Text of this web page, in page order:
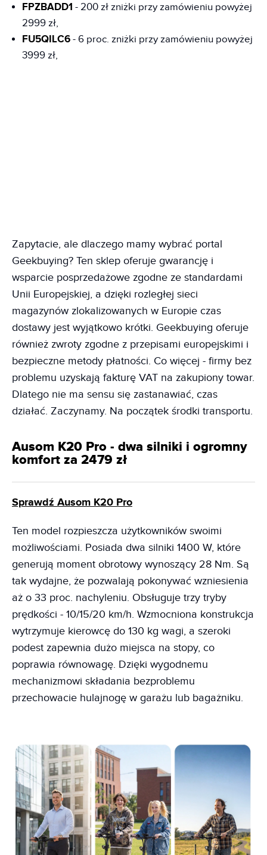
FPZBADD1 - 200 zł zniżki przy zamówieniu powyżej
2999 zł,
FU5QILC6 - 6 proc. zniżki przy zamówieniu powyżej
3999 zł,
Zapytacie, ale dlaczego mamy wybrać portal
Geekbuying? Ten sklep oferuje gwarancję i
wsparcie posprzedażowe zgodne ze standardami
Unii Europejskiej, a dzięki rozległej sieci
magazynów zlokalizowanych w Europie czas
dostawy jest wyjątkowo krótki. Geekbuying oferuje
również zwroty zgodne z przepisami europejskimi i
bezpieczne metody płatności. Co więcej - firmy bez
problemu uzyskają fakturę VAT na zakupiony towar.
Dlatego nie ma sensu się zastanawiać, czas
działać. Zaczynamy. Na początek środki transportu.
Ausom K20 Pro - dwa silniki i ogromny
komfort za 2479 zł
Sprawdź Ausom K20 Pro
Ten model rozpieszcza użytkowników swoimi
możliwościami. Posiada dwa silniki 1400 W, które
generują moment obrotowy wynoszący 28 Nm. Są
tak wydajne, że pozwalają pokonywać wzniesienia
aż o 33 proc. nachyleniu. Obsługuje trzy tryby
prędkości - 10/15/20 km/h. Wzmocniona konstrukcja
wytrzymuje kierowcę do 130 kg wagi, a szeroki
podest zapewnia dużo miejsca na stopy, co
poprawia równowagę. Dzięki wygodnemu
mechanizmowi składania bezproblemu
przechowacie hulajnogę w garażu lub bagażniku.